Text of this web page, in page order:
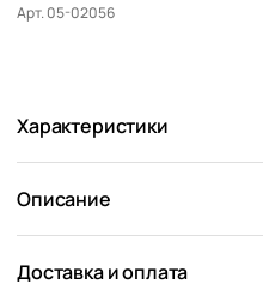
Арт. 05-02056
Характеристики
Описание
Доставка и оплата